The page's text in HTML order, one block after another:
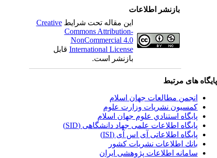
بازنشر اطلاعات
این مقاله تحت شرایطCreative
Commons Attribution-
NonCommercial 4.0
International Licenseقابل
بازنشر است.
های مرتبط
انجمن مطالعات جهان اسلام
کمسیون نشریات وزارت علوم
پايگاه استنادي علوم جهان اسلام
پایگاه اطلاعات علمی جهاد دانشگاهی (SID)
پایگاه اطلاعاتی آی اس آی (ISI)
بانك اطلاعات نشريات كشور
سامانه اطلاعات پژوهشی ایران